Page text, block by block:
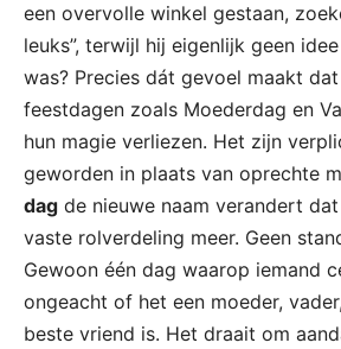
een overvolle winkel gestaan,
leuks”, terwijl hij eigenlijk geen
was? Precies dát gevoel maakt
feestdagen zoals Moederdag en
hun magie verliezen. Het zijn
geworden in plaats van oprechte
dag de nieuwe naam verandert
vaste rolverdeling meer. Geen
Gewoon één dag waarop iemand
ongeacht of het een moeder,
beste vriend is. Het draait om